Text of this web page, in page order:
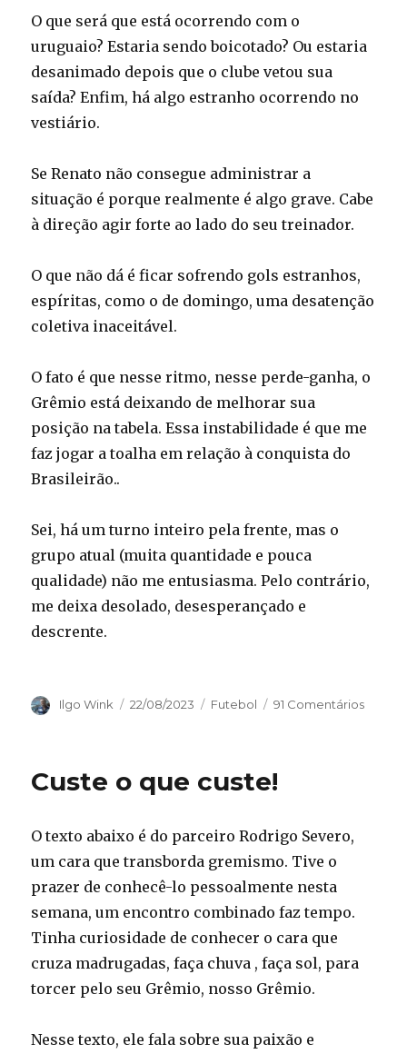
O que será que está ocorrendo com o
uruguaio? Estaria sendo boicotado? Ou estaria
desanimado depois que o clube vetou sua
saída? Enfim, há algo estranho ocorrendo no
vestiário.
Se Renato não consegue administrar a
situação é porque realmente é algo grave. Cabe
à direção agir forte ao lado do seu treinador.
O que não dá é ficar sofrendo gols estranhos,
espíritas, como o de domingo, uma desatenção
coletiva inaceitável.
O fato é que nesse ritmo, nesse perde-ganha, o
Grêmio está deixando de melhorar sua
posição na tabela. Essa instabilidade é que me
faz jogar a toalha em relação à conquista do
Brasileirão..
Sei, há um turno inteiro pela frente, mas o
grupo atual (muita quantidade e pouca
qualidade) não me entusiasma. Pelo contrário,
me deixa desolado, desesperançado e
descrente.
Autor
Ilgo Wink
Publicado
22/08/2023 Categorias
Futebol 91 Comentários
Custe o que custe!
O texto abaixo é do parceiro Rodrigo Severo,
um cara que transborda gremismo. Tive o
prazer de conhecê-lo pessoalmente nesta
semana, um encontro combinado faz tempo.
Tinha curiosidade de conhecer o cara que
cruza madrugadas, faça chuva , faça sol, para
torcer pelo seu Grêmio, nosso Grêmio.
Nesse texto, ele fala sobre sua paixão e